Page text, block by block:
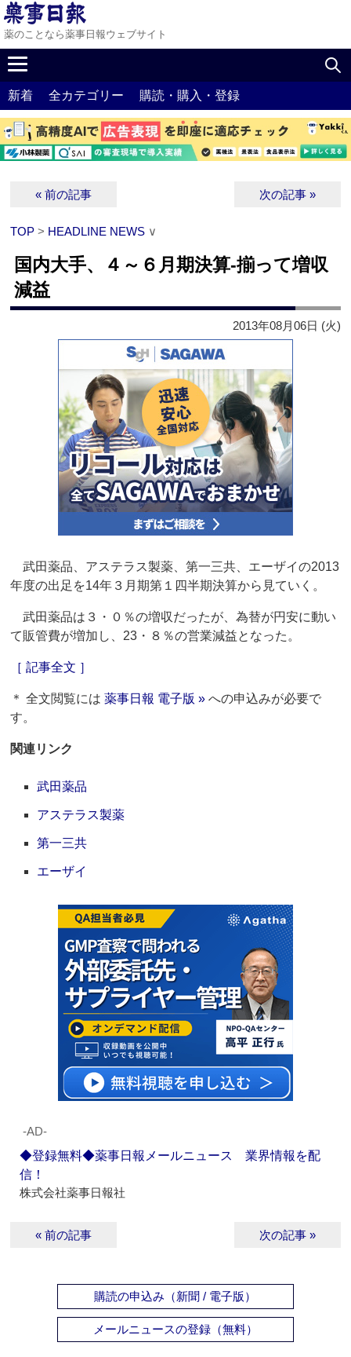
薬のことなら薬事日報ウェブサイト
新着 全カテゴリー 購読・購入・登録
« 前の記事 次の記事 »
TOP > HEADLINE NEWS ∨
国内大手、４～６月期決算‐揃って増収
減益
2013年08月06日 (火)
武田薬品、アステラス製薬、第一三共、エーザイの2013
年度の出足を14年３月期第１四半期決算から見ていく。
武田薬品は３・０％の増収だったが、為替が円安に動い
て販管費が増加し、23・８％の営業減益となった。
［ 記事全文 ］
＊ 全文閲覧には薬事日報 電子版 » への申込みが必要で
す。
関連リンク
武田薬品
アステラス製薬
第一三共
エーザイ
‐AD‐
◆登録無料◆薬事日報メールニュース 業界情報を配
信！
株式会社薬事日報社
« 前の記事 次の記事 »
購読の申込み（新聞 / 電子版）
メールニュースの登録（無料）